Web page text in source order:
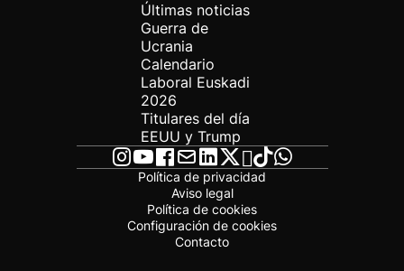
Últimas noticias
Guerra de
Ucrania
Calendario
Laboral Euskadi
2026
Titulares del día
EEUU y Trump
Política de privacidad
Aviso legal
Política de cookies
Configuración de cookies
Contacto